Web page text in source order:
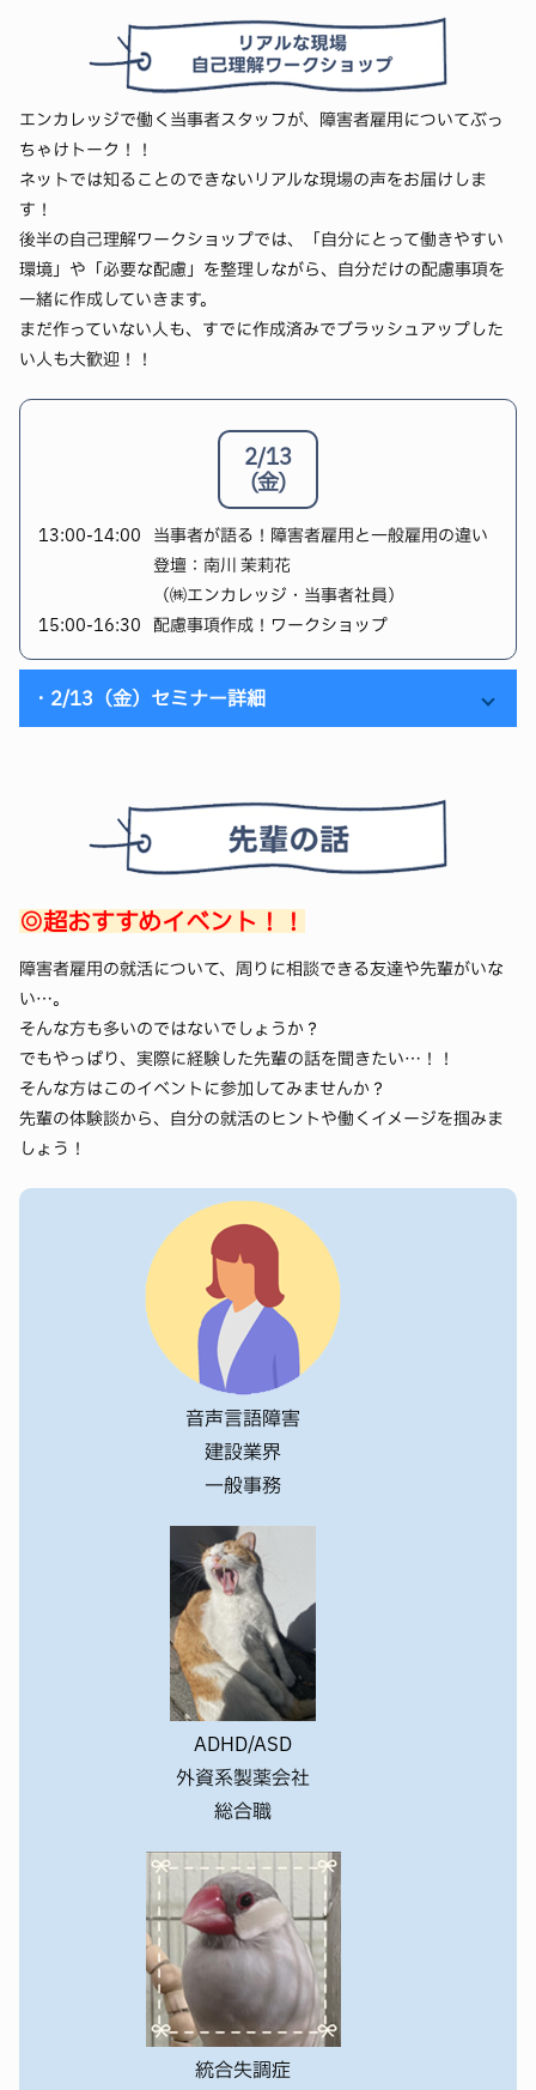
説！ 自分らしい伝え方を一緒に考えましょう。
14:30-15:30｜面接対策セミナー
「面接対策って何をすればいいの？」「緊張してうまく
できる気がしない…」
「マナーやルールがわからない…」という方はぜひご参
加ください！
面接は、誰でも緊張するもの。
でも、緊張して何も話せなかった…で終わらせないため
印象を良くする話し方や表情のコツ、面接時のルールや
マナーなど、今後すぐに使える内容をたっぷり解説！
本番で力を発揮するための準備をここから始めましょ
16:00-17:00｜企業説明会のコツ
「企業説明会、参加してるだけになってる…」
「どこを意識して聞けばいいの？」「質問って何をすれ
そんな方におすすめのセミナーです。
企業を知るうえで、HPよりも説明会のほうが得られる情
ス。
このセミナーでは、 説明会で意識すべきポイントや、質
疑応答で使える質問例
会”に変えていきましょう！
「障害者雇用って情報が少なくて、成功の道筋が見えに
くい…。」
い」
これまで障害者雇用を考える学生との面談を数多く行っ
てきたスタッフが、
「失敗しやすい人」と「成功しやす
い人」の傾向を分析し、成功への道筋をわかりやすくお
伝えします。
自分の就活を見直すきっかけにしてみませんか？
14:30-15:30｜企業研究セミナー
「志望企業がまだ絞れていない…」「企業比較ってどう
すればいいの？」
「志望動機づくりのために企業研究したいけどやり方が
このセミナーでは、企業研究の基本から比較・整理のコ
までをわかりやすく解説します！
16:00-17:00｜志望動機作成セミナー
「志望動機ってどう作ればいいの？」「企業はどこを見
ているの？」
めです。
エントリー時に必ず必要となる志望動機も、
ず書けるようになる
はず。
自信を持って提出できる志望動機を一緒に完成させまし
17:00-17:45｜質疑応答＆情報交換会
「みんな就活どうしてるの？」「どんな業界を見て
る？」「配慮事項って完成してる？」
障害者雇用の就活は情報が少ないからこそ、みんなで共
有し合うことが大切！
チャットでの質問もOK、スタッフへの相談もOK。
情報交換を通して、自分の就活に新しいヒント
エンカレッジで働く当事者スタッフが、障害者雇用についてぶっ
ちゃけトーク！！
ネットでは知ることのできないリアルな現場の声をお届けしま
す！
後半の自己理解ワークショップでは、「自分にとって働きやすい
環境」や「必要な配慮」を整理しながら、自分だけの配慮事項を
一緒に作成していきます。
まだ作っていない人も、すでに作成済みでブラッシュアップした
い人も大歓迎！！
2/13
(金)
13:00-14:00
当事者が語る！障害者雇用と一般雇用の違い
登壇：南川 茉莉花
（㈱エンカレッジ・当事者社員）
15:00-16:30
配慮事項作成！ワークショップ
・2/13（金）セミナー詳細
登壇：南川 茉莉花（㈱エンカレッジ・当事者社員）
る？」
す！
一般雇用で4年間働いたのち、現在は障害者雇用として
それぞれの雇用形態で感じた リアルな違いや働く上で大
切にしたいポイント
15:00-16:30｜配慮事項作成！ワークショップ
障害者雇用では必須な配慮事項。でもどうやって書けば
いいのかわからない…この内容で企業にきちんと伝わる
か不安という方におすすめです！
配慮事項は完全オーダーメイド！
項を完成させませんか？
「もう出来ているよ～！」という方、それって本当に企
業に伝わる配慮事項になっていますか？
何度もブラッシュアップして完成するものです
配慮事項なのか、確認するのためにも是非参加しません
◎超おすすめイベント！！
障害者雇用の就活について、周りに相談できる友達や先輩がいな
い…。
そんな方も多いのではないでしょうか？
でもやっぱり、実際に経験した先輩の話を聞きたい…！！
そんな方はこのイベントに参加してみませんか？
先輩の体験談から、自分の就活のヒントや働くイメージを掴みま
しょう！
音声言語障害
建設業界
一般事務
ADHD/ASD
外資系製薬会社
総合職
統合失調症